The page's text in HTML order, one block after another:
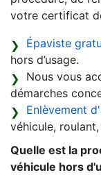
votre certificat
Épaviste
hors d’usage.
Nous vous
démarches
Enlèvement
véhicule,
Quelle est la
véhicule hors